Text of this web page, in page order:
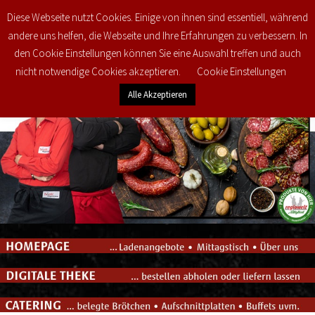
€0,00 0
Diese Webseite nutzt Cookies. Einige von ihnen sind essentiell, während
andere uns helfen, die Webseite und Ihre Erfahrungen zu verbessern. In
den Cookie Einstellungen können Sie eine Auswahl treffen und auch
nicht notwendige Cookies akzeptieren.
Cookie Einstellungen
Alle Akzeptieren